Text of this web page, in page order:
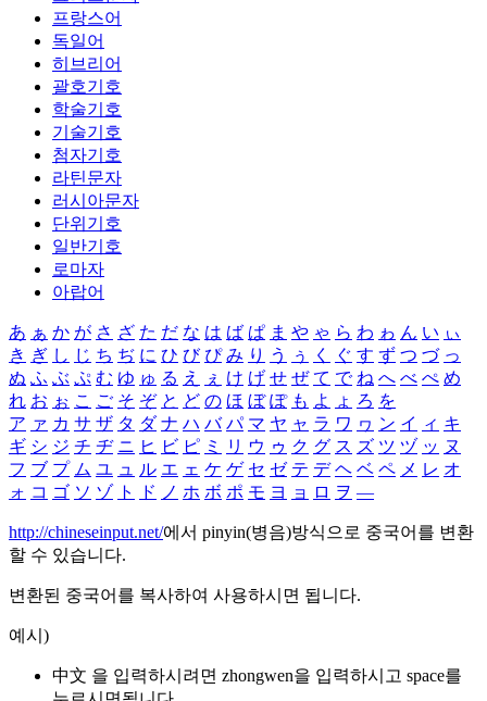
프랑스어
독일어
히브리어
괄호기호
학술기호
기술기호
첨자기호
라틴문자
러시아문자
단위기호
일반기호
로마자
아랍어
あ ぁ か が さ ざ た だ な は ば ぱ ま や ゃ ら わ ゎ ん い ぃ
き ぎ し じ ち ぢ に ひ び ぴ み り う ぅ く ぐ す ず つ づ っ
ぬ ふ ぶ ぷ む ゆ ゅ る え ぇ け げ せ ぜ て で ね へ べ ぺ め
れ お ぉ こ ご そ ぞ と ど の ほ ぼ ぽ も よ ょ ろ を
ア ァ カ サ ザ タ ダ ナ ハ バ パ マ ヤ ャ ラ ワ ヮ ン イ ィ キ
ギ シ ジ チ ヂ ニ ヒ ビ ピ ミ リ ウ ゥ ク グ ス ズ ツ ヅ ッ ヌ
フ ブ プ ム ユ ュ ル エ ェ ケ ゲ セ ゼ テ デ ヘ ベ ペ メ レ オ
ォ コ ゴ ソ ゾ ト ド ノ ホ ボ ポ モ ヨ ョ ロ ヲ ―
http://chineseinput.net/에서 pinyin(병음)방식으로 중국어를 변환
할 수 있습니다.
변환된 중국어를 복사하여 사용하시면 됩니다.
예시)
中文 을 입력하시려면 zhongwen을 입력하시고 space를